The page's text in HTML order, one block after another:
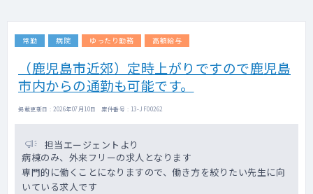
常勤 病院 ゆったり勤務 高額給与
（鹿児島市近郊）定時上がりですので鹿児島
市内からの通勤も可能です。
掲載更新日 : 2026年07月10日 案件番号 : 13-JF00262
担当エージェントより
病棟のみ、外来フリーの求人となります
専門的に働くことになりますので、働き方を絞りたい先生に向
いている求人です